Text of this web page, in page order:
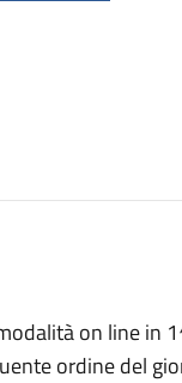
on line in
ordine del